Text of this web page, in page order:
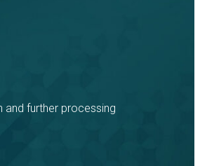
and further processing